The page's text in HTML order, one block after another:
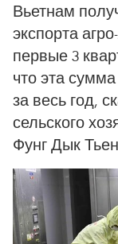
Вьетнам
экспорта
первые 3
что эта
за весь год,
сельского
Фунг Дык